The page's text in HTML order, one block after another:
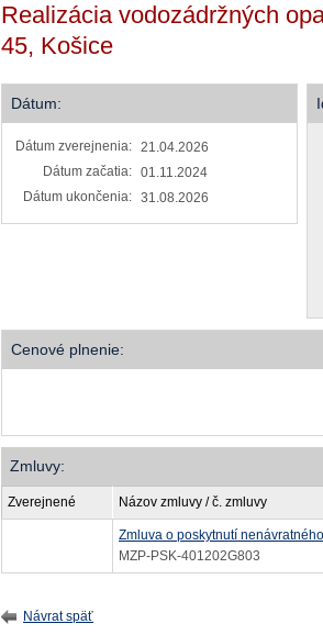
Realizácia vodozádržných
45, Košice
Dátum:
Dátum zverejnenia: 21.04.2026
Dátum začatia: 01.11.2024
Dátum ukončenia: 31.08.2026
Cenové plnenie:
Zmluvy:
Zverejnené Názov zmluvy / č. zmluvy
Zmluva o poskytnutí
MZP-PSK-401202G803
Návrat späť